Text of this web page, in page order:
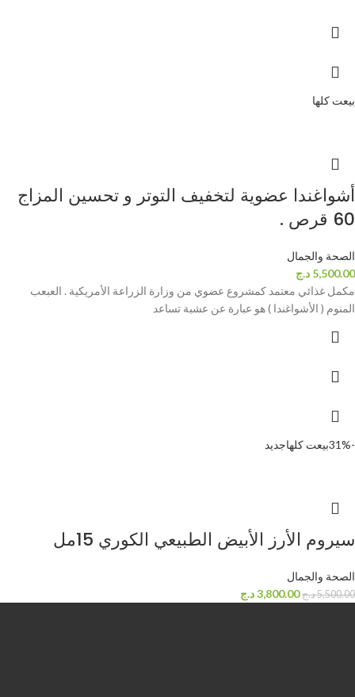
بيعت كلها
أشواغندا عضوية لتخفيف التوتر و تحسين المزاج
60 قرص .
الصحة والجمال
5,500.00 د.ج
مكمل غذائي معتمد كمشروع عضوي من وزارة الزراعة الأمريكية . العبعب
المنوم ( الأشواغندا ) هو عبارة عن عشبة تساعد
-31% بيعت كلهاجديد
سيروم الأرز الأبيض الطبيعي الكوري 15مل
الصحة والجمال
5,500.00د.ج 3,800.00د.ج